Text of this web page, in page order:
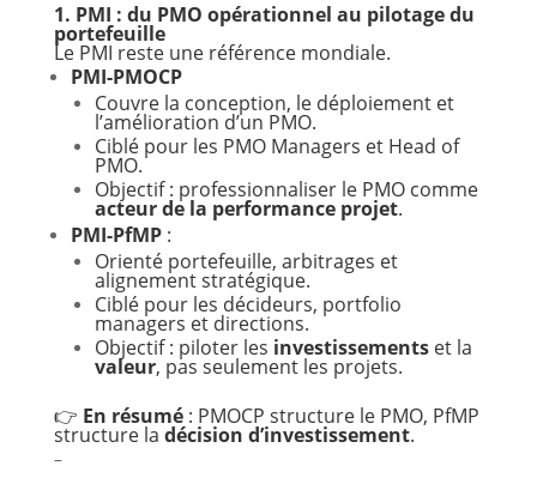
1. PMI : du PMO opérationnel au pilotage du
portefeuille
Le PMI reste une référence mondiale.
PMI-PMOCP
Couvre la conception, le déploiement et
l’amélioration d’un PMO.
Ciblé pour les PMO Managers et Head of
PMO.
Objectif : professionnaliser le PMO comme
acteur de la performance projet.
PMI-PfMP:
Orienté portefeuille, arbitrages et
alignement stratégique.
Ciblé pour les décideurs, portfolio
managers et directions.
Objectif : piloter les investissementset la
valeur, pas seulement les projets.
👉 En résumé: PMOCP structure le PMO, PfMP
structure la décision d’investissement.
–